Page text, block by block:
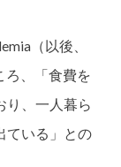
（以後、
ろ、「食費を
り、一人暮ら
ている」との